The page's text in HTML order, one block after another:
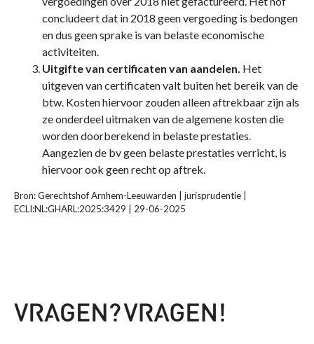
concludeert dat in 2018 geen vergoeding is bedongen
en dus geen sprake is van belaste economische
activiteiten.
Uitgifte van certificaten van aandelen. Het
uitgeven van certificaten valt buiten het bereik van de
btw. Kosten hiervoor zouden alleen aftrekbaar zijn als
ze onderdeel uitmaken van de algemene kosten die
worden doorberekend in belaste prestaties.
Aangezien de bv geen belaste prestaties verricht, is
hiervoor ook geen recht op aftrek.
Bron: Gerechtshof Arnhem-Leeuwarden | jurisprudentie |
ECLI:NL:GHARL:2025:3429 | 29-06-2025